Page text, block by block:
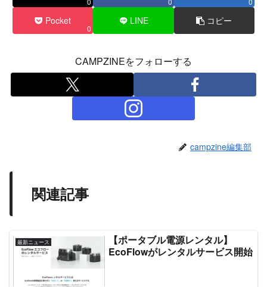
Pocket
0
LINE コピー
CAMPZINEをフォローする
campzine編集部
関連記事
最新ニュース
【ポータブル電源レンタル】
EcoFlowがレンタルサービス開始